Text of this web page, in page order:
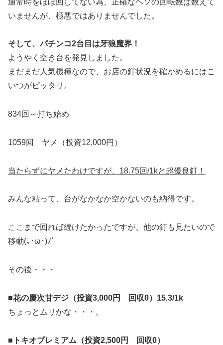
いませんが、極悪ではありませんでした。
そして、パチンコ2台目は牙狼魔界！
ようやく空き台を発見しました。
まだまだ人気機種なので、お店の釘状況を確かめるにはこ
いつがピッタリ。
834回～打ち始め
1059回 ヤメ（投資12,000円）
当たらずにヤメたわけですが、18.75回/1kと超優良釘！
みんな粘って、台がなかなか空かないのも納得です。
ここまで回れば続けたかったですが、他の釘も見たいので
移動(｡･ω･)ﾉﾞ
その後・・・
■花の慶次甘デジ（投資3,000円 回収0）15.3/1k
ちょっとムリかな・・・。
■トキオプレミアム（投資2,500円 回収0）